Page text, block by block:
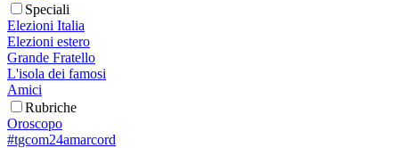
Speciali
Elezioni Italia
Elezioni estero
Grande Fratello
L'isola dei famosi
Amici
Rubriche
Oroscopo
#tgcom24amarcord